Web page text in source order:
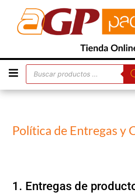
Política de Entregas y
1. Entregas de